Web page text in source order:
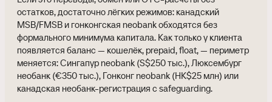
остатков, достаточно лёгких режимов: канадский
MSB/FMSB и гонконгская neobank обходятся без
формального минимума капитала. Как только у клиента
появляется баланс — кошелёк, prepaid, float, — периметр
меняется: Сингапур neobank (S$250 тыс.), Люксембург
необанк (€350 тыс.), Гонконг neobank (HK$25 млн) или
канадская необанк-регистрация с safeguarding.